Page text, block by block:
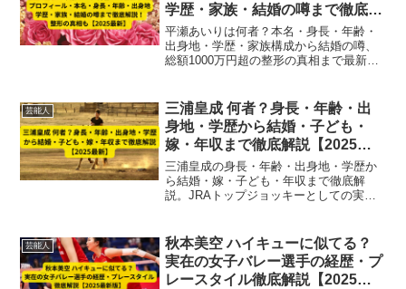
学歴・家族・結婚の噂まで徹底解
説！整形の真相も【2025最新】
平瀬あいりは何者？本名・身長・年齢・
出身地・学歴・家族構成から結婚の噂、
総額1000万円超の整形の真相まで最新情
芸能人
三浦皇成 何者？身長・年齢・出
身地・学歴から結婚・子ども・
嫁・年収まで徹底解説【2025最
新】
三浦皇成の身長・年齢・出身地・学歴か
ら結婚・嫁・子ども・年収まで徹底解
説。JRAトップジョッキーとしての実績
芸能人
秋本美空 ハイキューに似てる？
実在の女子バレー選手の経歴・プ
レースタイル徹底解説【2025最